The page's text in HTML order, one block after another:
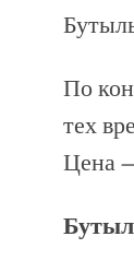
По
тех
Цена